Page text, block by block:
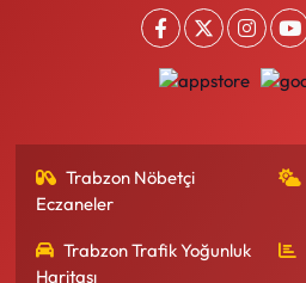
Trabzon Nöbetçi
Eczaneler
Trabzon Trafik Yoğunluk
Haritası